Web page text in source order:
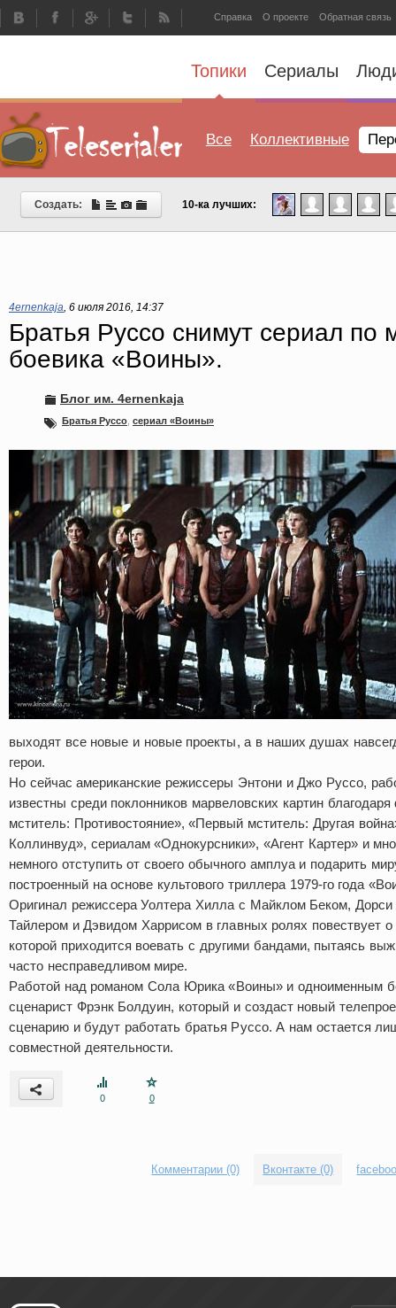
Справка О проекте Обратная связь
Топики Сериалы
Все Коллективные
Создать: 10-ка лучших:
4ernenkaja, 6 июля 2016, 14:37
Братья Руссо снимут сериал по
боевика «Воины».
Блог им. 4ernenkaja
Братья Руссо сериал «Воины»
выходят все новые и новые проекты, а в наших душах
герои.
Но сейчас американские режиссеры Энтони и Джо Руссо,
известны среди поклонников марвеловских картин
мститель: Противостояние», «Первый мститель: Другая
Коллинвуд», сериалам «Однокурсники», «Агент Картер» и
немного отступить от своего обычного амплуа и подарить
построенный на основе культового триллера 1979-го года
Оригинал режиссера Уолтера Хилла с Майклом Беком,
Тайлером и Дэвидом Харрисом в главных ролях повествует
которой приходится воевать с другими бандами, пытаясь
часто несправедливом мире.
Работой над романом Сола Юрика «Воины» и одноименным
сценарист Фрэнк Болдуин, который и создаст новый
сценарию и будут работать братья Руссо. А нам остается
совместной деятельности.
0 0
Комментарии (0) Вконтакте (0)